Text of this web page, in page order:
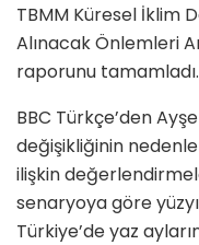
TBMM Küresel İklim
Alınacak Önlemleri
raporunu tamamladı.
BBC Türkçe’den
değişikliğinin
ilişkin
senaryoya göre
Türkiye’de yaz